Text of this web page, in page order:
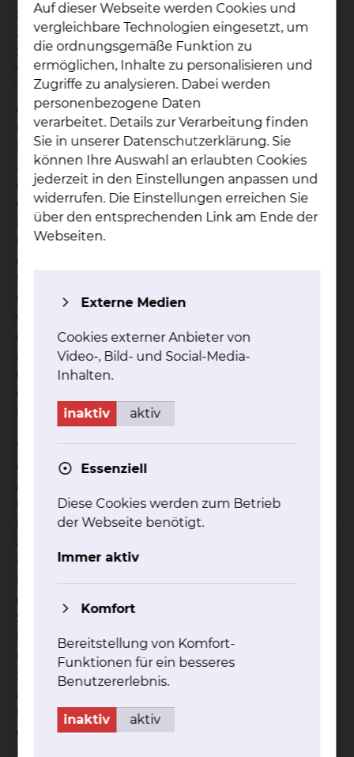
zusätzliches Personal: das Sozialpädiatrische
Zentrum (SPZ) des Klinikums Braunschweig öffnet
zum 5. Oktober mit vielen positiven
Veränderungen an einem neuen Standort seine
Türen. Nach 37 Jahren an der Holwedestraße zieht
das SPZ nun in die Theodor-Heuss-Straße 5, in
unmittelbare Nähe des Bürgerparks. Dr. Thomas
Bartkiewicz, Ärztlicher Direktor, macht deutlich:
„Das SPZ ist in den vergangenen Jahren enorm
gewachsen, der Bedarf in diesem Bereich ist sehr
groß. Mit dem Umzug ermöglichen wir noch mehr
Patient:innen den Zugang zu unserem
herausragenden therapeutischen Angebot.“ Für
die stetig steigenden Anforderungen brauche das
SPZ mehr Therapeut:innen, mehr Psycholog:innen
und Ärzt:innen mit besonderer Expertise. Deshalb
werde mit dem Umzug auch mehr Personal
eingestellt. SPZ-Leiterin Dr. Antje Mey freut sich
auf die vielen positiven Veränderungen und
erklärt: „Am neuen Standort haben wir nicht nur
den Platz, sondern auch die Atmosphäre, die wir
für unsere anspruchsvolle Arbeit benötigen.“
Statt bisher auf 250 Quadratmetern erstreckt sich
die Fläche des SPZ nun auf 600 Quadratmetern.
Alleine die Ergotherapie erhält 80 Quadratmeter
und 3 separate Zimmer. Ein großer
Besprechungsraum, ruhige Büros, ein
ansprechender Wartebereich – all das wird künftig
nicht nur den Mitarbeitenden, sondern auch den
Patient:innen zugute kommen. Darüber hinaus
gibt es einen großen Bewegungsraum mit
Spiegel zur Beurteilung von Gangmustern, das
insbesondere für die Heil- und
Hilfsmittelsprechstunde sowie die orthopädische
Sprechstunde wichtig ist. Dr. Mey erläutert: „Wir
arbeiten künftig auf zwei Ebenen, aber die
Räumlichkeiten sind komplett barrierefrei und
gut erreichbar.“ Es gibt ausreichend
Auf dieser Webseite werden Cookies und
vergleichbare Technologien eingesetzt, um
die ordnungsgemäße Funktion zu
ermöglichen, Inhalte zu personalisieren und
Zugriffe zu analysieren. Dabei werden
personenbezogene Daten
verarbeitet. Details zur Verarbeitung finden
Sie in unserer Datenschutzerklärung. Sie
können Ihre Auswahl an erlaubten Cookies
jederzeit in den Einstellungen anpassen und
widerrufen. Die Einstellungen erreichen Sie
über den entsprechenden Link am Ende der
Webseiten.
Externe Medien
Cookies externer Anbieter von
Video-, Bild- und Social-Media-
Inhalten.
inaktiv aktiv
Essenziell
Diese Cookies werden zum Betrieb
der Webseite benötigt.
Immer aktiv
Komfort
Bereitstellung von Komfort-
Funktionen für ein besseres
Benutzererlebnis.
inaktiv aktiv